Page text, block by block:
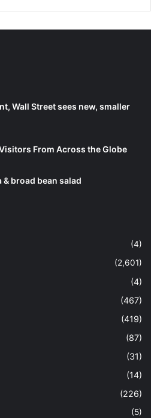
Wall Street sees new, smaller
From Across the Globe
broad bean salad
(4)
(2,601)
(4)
(467)
(419)
(87)
(31)
(14)
(226)
(5)